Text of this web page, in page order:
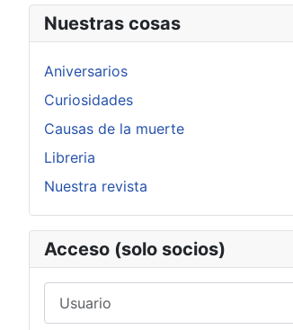
Nuestras cosas
Aniversarios
Curiosidades
Causas de la muerte
Libreria
Nuestra revista
Acceso (solo socios)